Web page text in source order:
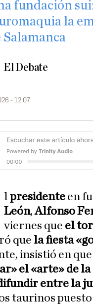
fundación
la
Salamanca
El Debate
- 12:07
lpresidente en
León,Alfonso
viernes que el
que la fiesta
insistió en que
el «arte» de
entre la
taurinos puesto